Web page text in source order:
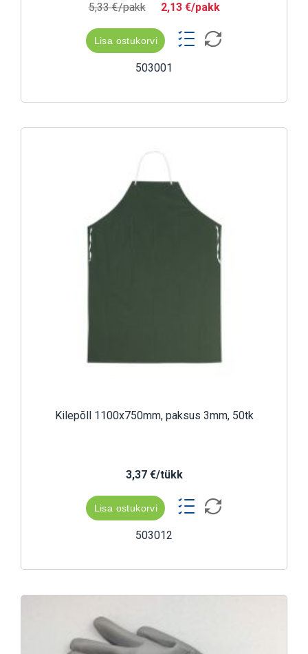
5,33 €/pakk 2,13 €/pakk
Lisa ostukorvi
503001
Kilepõll 1100x750mm, paksus 3mm, 50tk
3,37 €/tükk
Lisa ostukorvi
503012